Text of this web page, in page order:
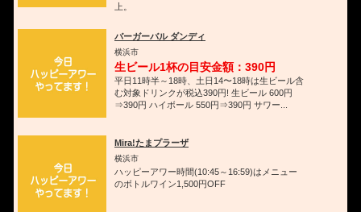
上。
バーガーバル ダンディ
横浜市
生ビール1杯の目安金額：390円
平日11時半～18時、土日14〜18時は生ビール含
む対象ドリンクが税込390円! 生ビール 600円
⇒390円 ハイボール 550円⇒390円 サワー...
Mira!たまプラーザ
横浜市
ハッピーアワー時間(10:45～16:59)はメニュー
のボトルワイン1,500円OFF